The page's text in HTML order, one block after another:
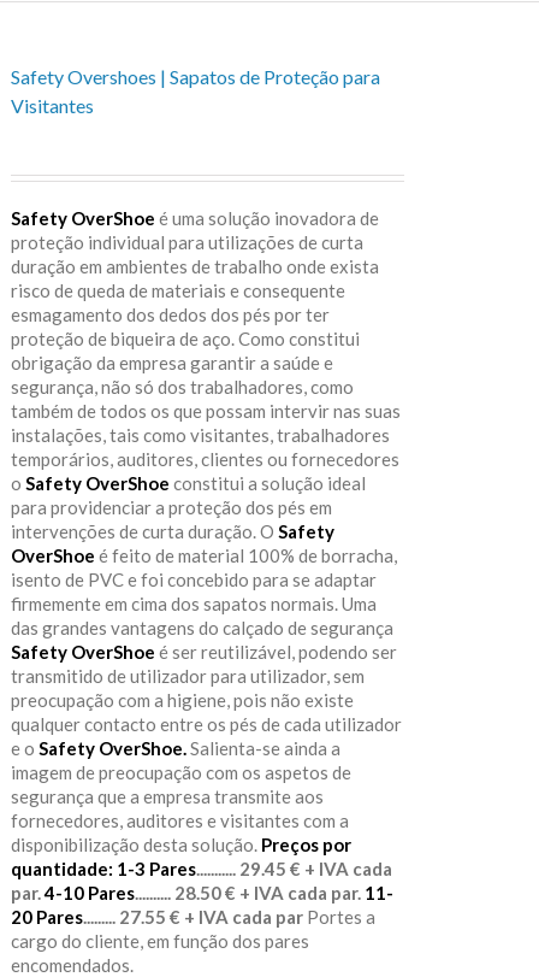
Safety Overshoes | Sapatos de Proteção para
Visitantes
Safety OverShoe é uma solução inovadora de
proteção individual para utilizações de curta
duração em ambientes de trabalho onde exista
risco de queda de materiais e consequente
esmagamento dos dedos dos pés por ter
proteção de biqueira de aço. Como constitui
obrigação da empresa garantir a saúde e
segurança, não só dos trabalhadores, como
também de todos os que possam intervir nas suas
instalações, tais como visitantes, trabalhadores
temporários, auditores, clientes ou fornecedores
o Safety OverShoe constitui a solução ideal
para providenciar a proteção dos pés em
intervenções de curta duração. O Safety
OverShoe é feito de material 100% de borracha,
isento de PVC e foi concebido para se adaptar
firmemente em cima dos sapatos normais. Uma
das grandes vantagens do calçado de segurança
Safety OverShoe é ser reutilizável, podendo ser
transmitido de utilizador para utilizador, sem
preocupação com a higiene, pois não existe
qualquer contacto entre os pés de cada utilizador
e o Safety OverShoe. Salienta-se ainda a
imagem de preocupação com os aspetos de
segurança que a empresa transmite aos
fornecedores, auditores e visitantes com a
disponibilização desta solução. Preços por
quantidade: 1-3 Pares........... 29.45 € + IVA cada
par. 4-10 Pares.......... 28.50 € + IVA cada par. 11-
20 Pares......... 27.55 € + IVA cada parPortes a
cargo do cliente, em função dos pares
encomendados.